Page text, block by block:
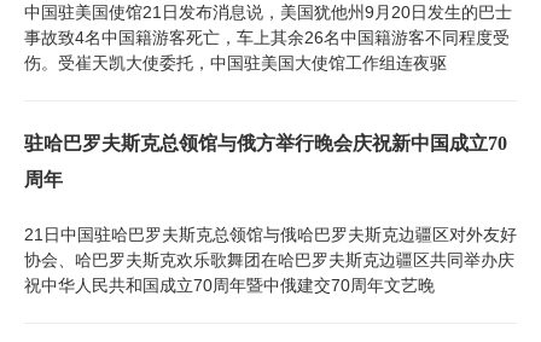
中国驻美国使馆21日发布消息说，美国犹他州9月20日发生的巴士
事故致4名中国籍游客死亡，车上其余26名中国籍游客不同程度受
伤。受崔天凯大使委托，中国驻美国大使馆工作组连夜驱
驻哈巴罗夫斯克总领馆与俄方举行晚会庆祝新中国成立70
周年
21日中国驻哈巴罗夫斯克总领馆与俄哈巴罗夫斯克边疆区对外友好
协会、哈巴罗夫斯克欢乐歌舞团在哈巴罗夫斯克边疆区共同举办庆
祝中华人民共和国成立70周年暨中俄建交70周年文艺晚